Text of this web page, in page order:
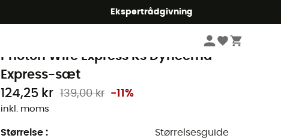
Ekspertrådgivning
Express-sæt
Photon Wire Express Ks Dyneema -
Express-sæt
124,25 kr 139,00 kr -11%
inkl. moms
Størrelse : Størrelsesguide